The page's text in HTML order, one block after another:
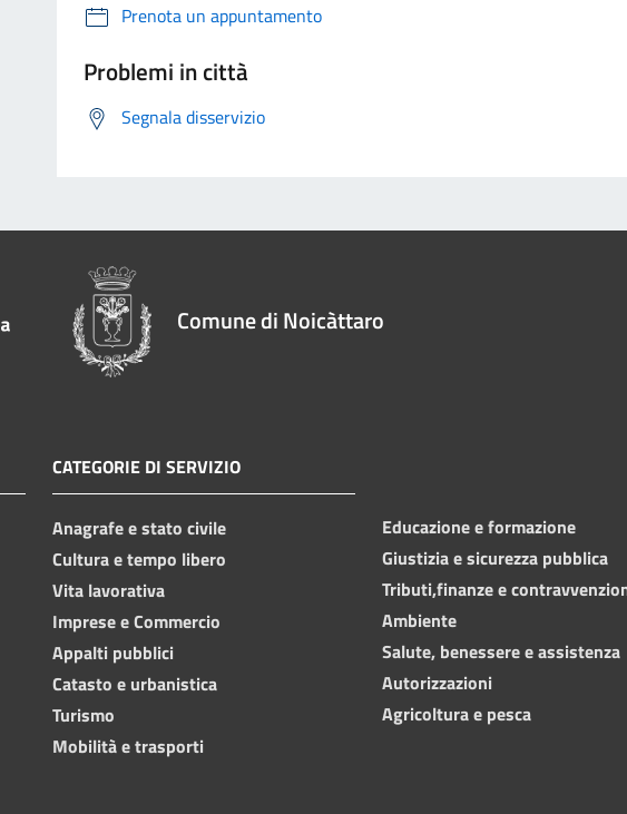
Prenota un appuntamento
Problemi in città
Segnala disservizio
Comune di Noicàttaro
CATEGORIE DI SERVIZIO
Anagrafe e stato civile
Cultura e tempo libero
Vita lavorativa
Imprese e Commercio
Appalti pubblici
Catasto e urbanistica
Turismo
Mobilità e trasporti
Educazione e formazione
Giustizia e sicurezza pubblica
Tributi,finanze e
Ambiente
Salute, benessere e assistenza
Autorizzazioni
Agricoltura e pesca